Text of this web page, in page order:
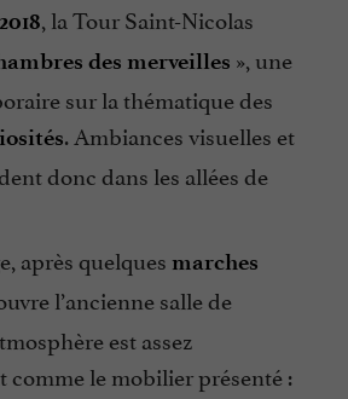
, la Tour Saint-Nicolas
des merveilles », une
sur la thématique des
. Ambiances visuelles et
donc dans les allées de
après quelques marches
l’ancienne salle de
est assez
le mobilier présenté :